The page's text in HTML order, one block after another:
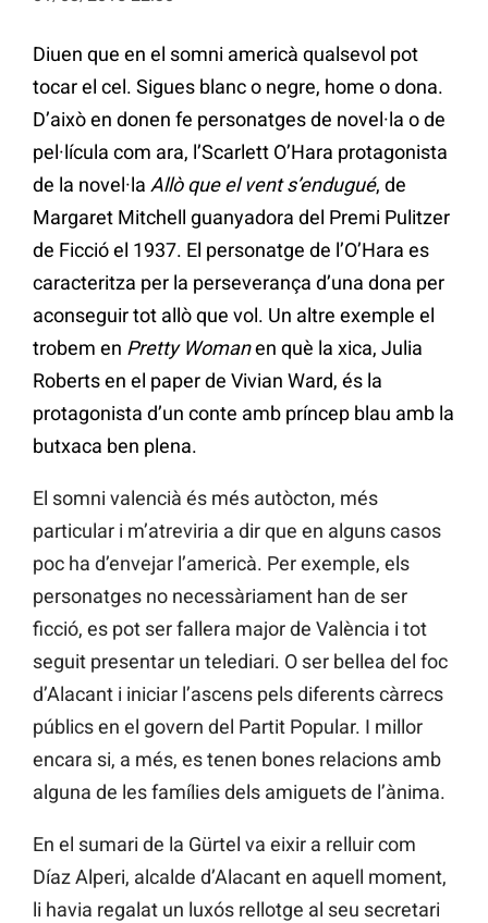
Diuen que en el somni americà qualsevol pot
tocar el cel. Sigues blanc o negre, home o dona.
D’això en donen fe personatges de novel·la o de
pel·lícula com ara, l’Scarlett O’Hara protagonista
de la novel·la Allò que el vent s’endugué, de
Margaret Mitchell guanyadora del Premi Pulitzer
de Ficció el 1937. El personatge de l’O’Hara es
caracteritza per la perseverança d’una dona per
aconseguir tot allò que vol. Un altre exemple el
trobem en Pretty Womanen què la xica, Julia
Roberts en el paper de Vivian Ward, és la
protagonista d’un conte amb príncep blau amb la
butxaca ben plena.
El somni valencià és més autòcton, més
particular i m’atreviria a dir que en alguns casos
poc ha d’envejar l’americà. Per exemple, els
personatges no necessàriament han de ser
ficció, es pot ser fallera major de València i tot
seguit presentar un telediari. O ser bellea del foc
d’Alacant i iniciar l’ascens pels diferents càrrecs
públics en el govern del Partit Popular. I millor
encara si, a més, es tenen bones relacions amb
alguna de les famílies dels amiguets de l’ànima.
En el sumari de la Gürtel va eixir a relluir com
Díaz Alperi, alcalde d’Alacant en aquell moment,
li havia regalat un luxós rellotge al seu secretari